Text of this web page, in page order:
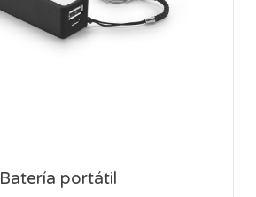
Batería portátil